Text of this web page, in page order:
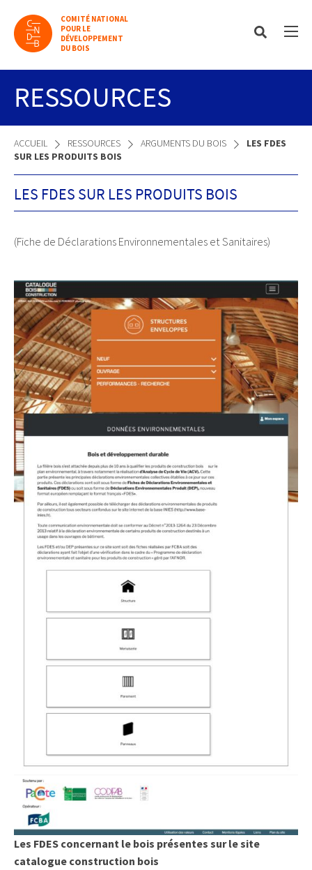
COMITÉ NATIONAL
POUR LE
DÉVELOPPEMENT
DU BOIS
RESSOURCES
ACCUEIL RESSOURCES ARGUMENTS DU BOIS
LES FDES
SUR LES PRODUITS BOIS
LES FDES SUR LES PRODUITS BOIS
(Fiche de Déclarations Environnementales et Sanitaires)
Les FDES concernant le bois présentes sur le site
catalogue construction bois